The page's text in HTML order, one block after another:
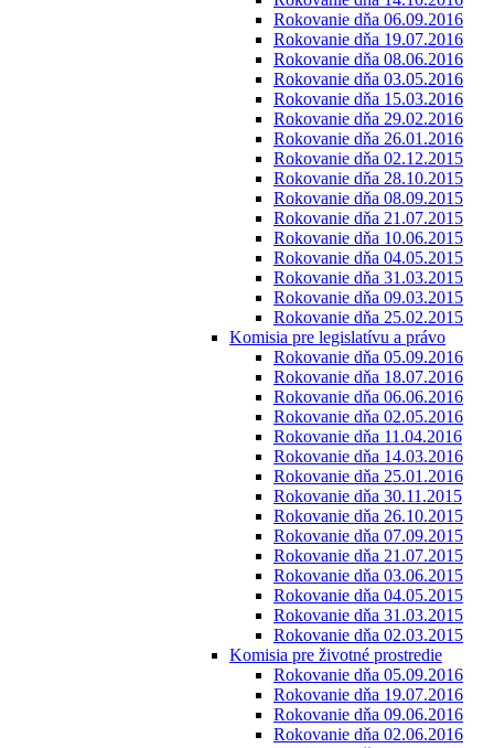
Rokovanie dňa 06.09.2016
Rokovanie dňa 19.07.2016
Rokovanie dňa 08.06.2016
Rokovanie dňa 03.05.2016
Rokovanie dňa 15.03.2016
Rokovanie dňa 29.02.2016
Rokovanie dňa 26.01.2016
Rokovanie dňa 02.12.2015
Rokovanie dňa 28.10.2015
Rokovanie dňa 08.09.2015
Rokovanie dňa 21.07.2015
Rokovanie dňa 10.06.2015
Rokovanie dňa 04.05.2015
Rokovanie dňa 31.03.2015
Rokovanie dňa 09.03.2015
Rokovanie dňa 25.02.2015
Komisia pre legislatívu a právo
Rokovanie dňa 05.09.2016
Rokovanie dňa 18.07.2016
Rokovanie dňa 06.06.2016
Rokovanie dňa 02.05.2016
Rokovanie dňa 11.04.2016
Rokovanie dňa 14.03.2016
Rokovanie dňa 25.01.2016
Rokovanie dňa 30.11.2015
Rokovanie dňa 26.10.2015
Rokovanie dňa 07.09.2015
Rokovanie dňa 21.07.2015
Rokovanie dňa 03.06.2015
Rokovanie dňa 04.05.2015
Rokovanie dňa 31.03.2015
Rokovanie dňa 02.03.2015
Komisia pre životné prostredie
Rokovanie dňa 05.09.2016
Rokovanie dňa 19.07.2016
Rokovanie dňa 09.06.2016
Rokovanie dňa 02.06.2016